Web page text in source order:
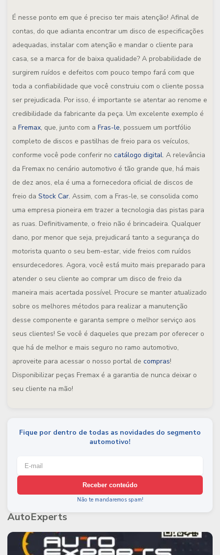
É nesse ponto em que é preciso ter mais atenção! Afinal de
contas, do que adianta encontrar um disco de especificações
adequadas, instalar com atenção e mandar o cliente para
casa, se a marca for de baixa qualidade? A probabilidade de
surgirem ruídos e defeitos com pouco tempo fará com que
toda a confiabilidade que você construiu com o cliente possa
ser prejudicada. Por isso, é importante se atentar ao renome e
credibilidade da fabricante da peça. Um excelente exemplo é
a Fremax, que, junto com a Fras-le, possuem um portfólio
completo de discos e pastilhas de freio para os veículos,
conforme você pode conferir no catálogo digital. A relevância
da Fremax no cenário automotivo é tão grande que, há mais
de dez anos, ela é uma a fornecedora oficial de discos de
freio da Stock Car. Assim, com a Fras-le, se consolida como
uma empresa pioneira em trazer a tecnologia das pistas para
as ruas. Definitivamente, o freio não é brincadeira. Qualquer
dano, por menor que seja, prejudicará tanto a segurança do
motorista quanto o seu bem-estar, vide freios com ruídos
ensurdecedores. Agora, você está muito mais preparado para
atender o seu cliente ao comprar um disco de freio da
maneira mais acertada possível. Procure se manter atualizado
sobre os melhores métodos para realizar a manutenção
desse componente e garanta sempre o melhor serviço aos
seus clientes! Se você é daqueles que prezam por oferecer o
que há de melhor e mais seguro no ramo automotivo,
aproveite para acessar o nosso portal de compras!
Disponibilizar peças Fremax é a garantia de nunca deixar o
seu cliente na mão!
Fique por dentro de todas as novidades do segmento
automotivo!
Receber conteúdo
Não te mandaremos spam!
AutoExperts